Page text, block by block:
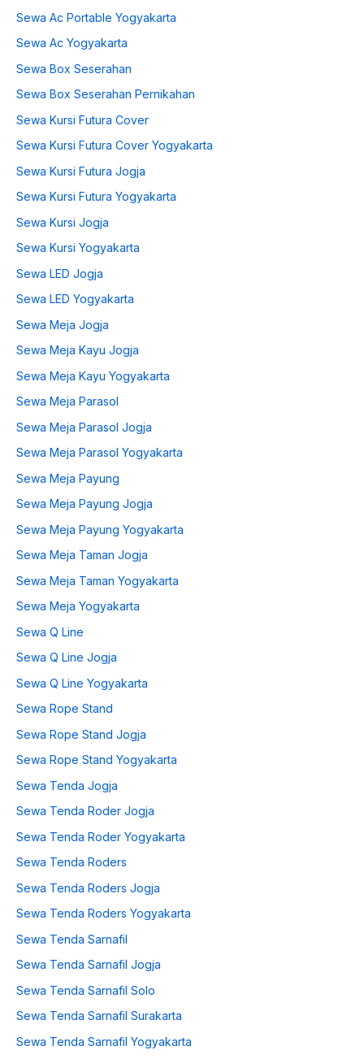
Sewa Ac Portable Yogyakarta
Sewa Ac Yogyakarta
Sewa Box Seserahan
Sewa Box Seserahan Pernikahan
Sewa Kursi Futura Cover
Sewa Kursi Futura Cover Yogyakarta
Sewa Kursi Futura Jogja
Sewa Kursi Futura Yogyakarta
Sewa Kursi Jogja
Sewa Kursi Yogyakarta
Sewa LED Jogja
Sewa LED Yogyakarta
Sewa Meja Jogja
Sewa Meja Kayu Jogja
Sewa Meja Kayu Yogyakarta
Sewa Meja Parasol
Sewa Meja Parasol Jogja
Sewa Meja Parasol Yogyakarta
Sewa Meja Payung
Sewa Meja Payung Jogja
Sewa Meja Payung Yogyakarta
Sewa Meja Taman Jogja
Sewa Meja Taman Yogyakarta
Sewa Meja Yogyakarta
Sewa Q Line
Sewa Q Line Jogja
Sewa Q Line Yogyakarta
Sewa Rope Stand
Sewa Rope Stand Jogja
Sewa Rope Stand Yogyakarta
Sewa Tenda Jogja
Sewa Tenda Roder Jogja
Sewa Tenda Roder Yogyakarta
Sewa Tenda Roders
Sewa Tenda Roders Jogja
Sewa Tenda Roders Yogyakarta
Sewa Tenda Sarnafil
Sewa Tenda Sarnafil Jogja
Sewa Tenda Sarnafil Solo
Sewa Tenda Sarnafil Surakarta
Sewa Tenda Sarnafil Yogyakarta